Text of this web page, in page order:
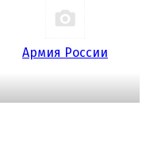
Армия России